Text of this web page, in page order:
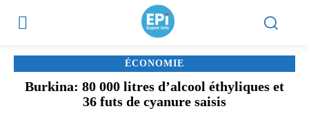
ÉCONOMIE
Burkina: 80 000 litres d’alcool éthyliques et
36 futs de cyanure saisis